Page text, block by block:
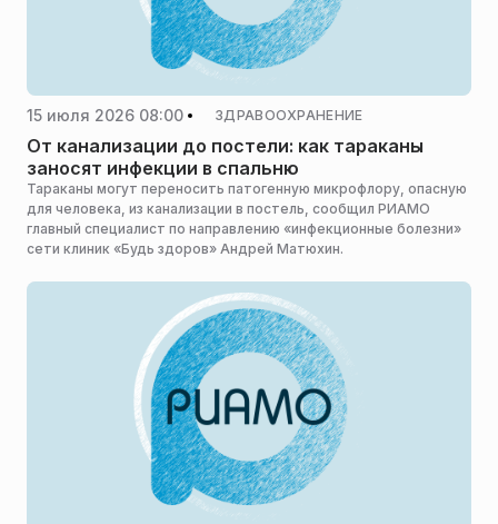
15 июля 2026 08:00 ЗДРАВООХРАНЕНИЕ
От канализации до постели: как тараканы
заносят инфекции в спальню
Тараканы могут переносить патогенную микрофлору, опасную
для человека, из канализации в постель, сообщил РИАМО
главный специалист по направлению «инфекционные болезни»
сети клиник «Будь здоров» Андрей Матюхин.